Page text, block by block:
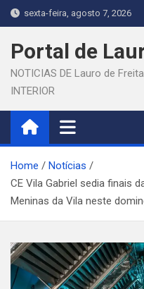
Skip
to
content
sexta-feira, agosto 7, 2026
Portal de
NOTICIAS DE Lauro de
INTERIOR
Home
Notícias
CE Vila Gabriel sedia finais
Meninas da Vila neste